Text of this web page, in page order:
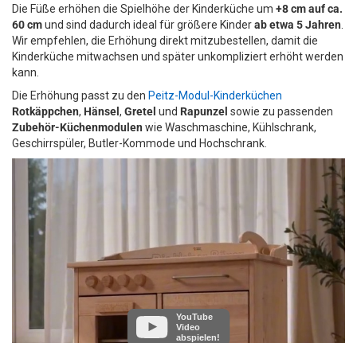
Die Füße erhöhen die Spielhöhe der Kinderküche um +8 cm auf ca.
60 cmund sind dadurch ideal für größere Kinderab etwa 5 Jahren
Wir empfehlen, die Erhöhung direkt mitzubestellen, damit die
Kinderküche mitwachsen und später unkompliziert erhöht werden
kann.
Die Erhöhung passt zu den Peitz-Modul-Kinderküchen
Rotkäppchen, Hänsel, Gretel und Rapunzel sowie zu passenden
Zubehör-Küchenmodulen wie Waschmaschine, Kühlschrank,
Geschirrspüler, Butler-Kommode und Hochschrank.
YouTube
Video
abspielen!